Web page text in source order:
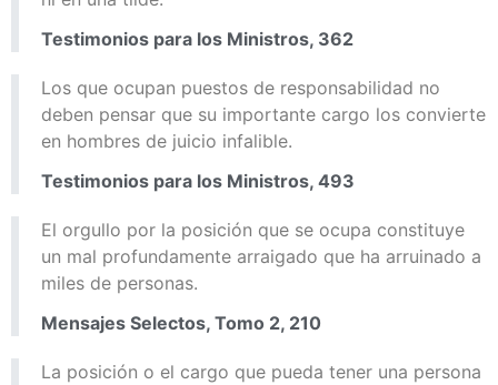
Testimonios para los Ministros, 362
Los que ocupan puestos de responsabilidad no
deben pensar que su importante cargo los convierte
en hombres de juicio infalible.
Testimonios para los Ministros, 493
El orgullo por la posición que se ocupa constituye
un mal profundamente arraigado que ha arruinado a
miles de personas.
Mensajes Selectos, Tomo 2, 210
La posición o el cargo que pueda tener una persona